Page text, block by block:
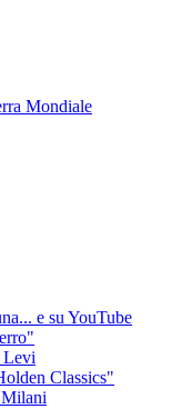
Mondiale
e su YouTube
Levi
Classics"